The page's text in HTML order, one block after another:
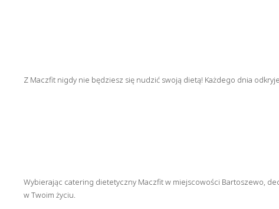
Z Maczfit nigdy nie będziesz się nudzić swoją dietą! Każdego dnia
Wybierając catering dietetyczny Maczfit w miejscowości Bartoszewo,
w Twoim życiu.